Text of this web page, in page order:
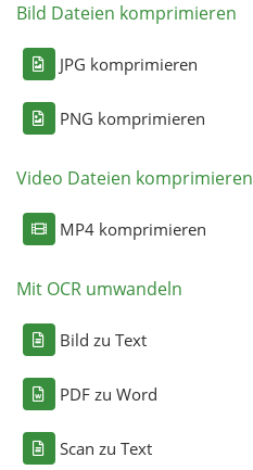
Bild Dateien komprimieren
JPG komprimieren
PNG komprimieren
Video Dateien komprimieren
MP4 komprimieren
Mit OCR umwandeln
Bild zu Text
PDF zu Word
Scan zu Text